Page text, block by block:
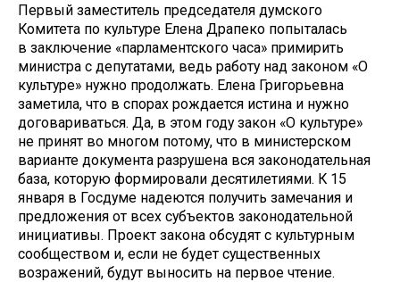
Первый заместитель председателя думского
Комитета по культуре Елена Драпеко попыталась
в заключение «парламентского часа» примирить
министра с депутатами, ведь работу над законом «О
культуре» нужно продолжать. Елена Григорьевна
заметила, что в спорах рождается истина и нужно
договариваться. Да, в этом году закон «О культуре»
не принят во многом потому, что в министерском
варианте документа разрушена вся законодательная
база, которую формировали десятилетиями. К 15
января в Госдуме наде­ются получить замечания и
предложения от всех субъектов законодательной
инициативы. Проект закона обсудят с культурным
сообществом и, если не будет существенных
возражений, будут выносить на первое чтение.